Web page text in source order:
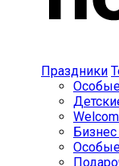
Праздники